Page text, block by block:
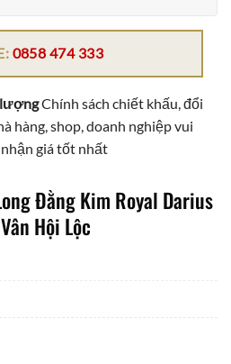
0858 474 333
lượngChính sách chiết khấu, đổi
shop, doanh nghiệp vui
giá tốt nhất
Đằng Kim Royal Darius
Hội Lộc